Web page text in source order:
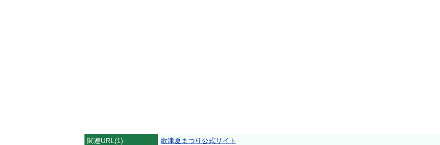
関連URL(1)
歌津夏まつり公式サイト